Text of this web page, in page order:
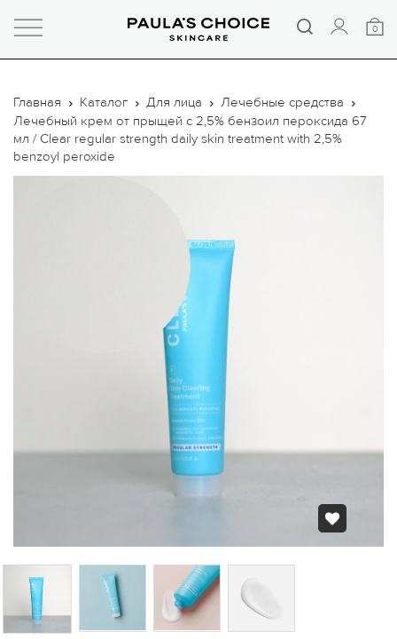
0
Главная Каталог Для лица
Лечебные средства
Лечебный крем от прыщей с 2,5% бензоил пероксида 67
мл / Clear regular strength daily skin treatment with 2,5%
benzoyl peroxide